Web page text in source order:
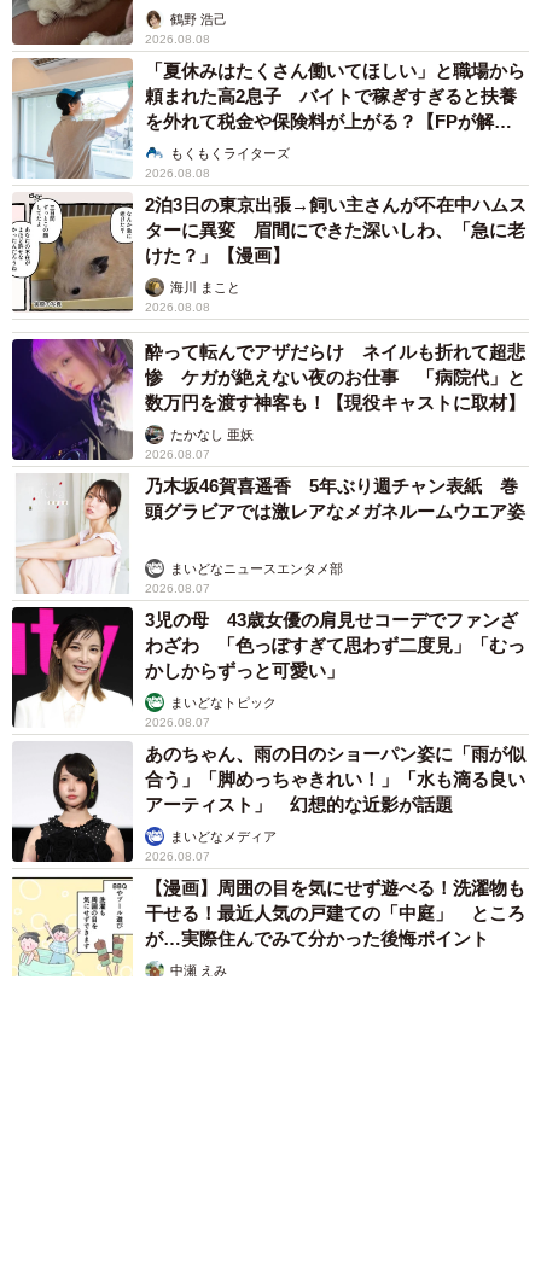
鶴野 浩己
2026.08.08
「夏休みはたくさん働いてほしい」と職場から
頼まれた高2息子 バイトで稼ぎすぎると扶養
を外れて税金や保険料が上がる？【FPが解
説】もくもくライターズ
2026.08.08
2泊3日の東京出張→飼い主さんが不在中ハムス
ターに異変 眉間にできた深いしわ、「急に老
けた？」【漫画】
海川 まこと
2026.08.08
酔って転んでアザだらけ ネイルも折れて超悲
惨 ケガが絶えない夜のお仕事 「病院代」と
数万円を渡す神客も！【現役キャストに取材】
たかなし 亜妖
2026.08.07
乃木坂46賀喜遥香 5年ぶり週チャン表紙 巻
頭グラビアでは激レアなメガネルームウエア姿
まいどなニュースエンタメ部
2026.08.07
3児の母 43歳女優の肩見せコーデでファンざ
わざわ 「色っぽすぎて思わず二度見」「むっ
かしからずっと可愛い」
まいどなトピック
2026.08.07
あのちゃん、雨の日のショーパン姿に「雨が似
合う」「脚めっちゃきれい！」「水も滴る良い
アーティスト」 幻想的な近影が話題
まいどなメディア
2026.08.07
【漫画】周囲の目を気にせず遊べる！洗濯物も
干せる！最近人気の戸建ての「中庭」 ところ
が…実際住んでみて分かった後悔ポイント
中瀬 えみ